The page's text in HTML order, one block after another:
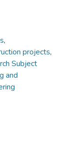
,
projects,
Subject
and